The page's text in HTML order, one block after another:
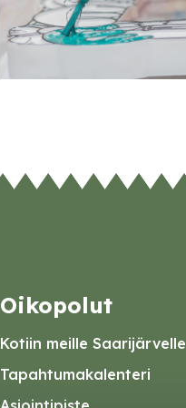
Oikopolut
Kotiin meille Saarijärvelle
Tapahtumakalenteri